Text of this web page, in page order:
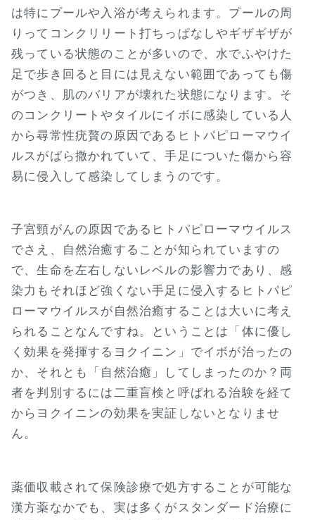
は特にプールや入浴が考えられます。プールの周
りってコンクリリート打ちっぱなしやギザギザが
残っている状態のことが多いので、水でふやけた
足で歩き回ると目には見えない範囲であっても傷
がつき、肌のバリアが壊れた状態になります。そ
のコンクリートやタイルにイボに感染している人
から尋常性疣贅の原因であるヒトパピローマウイ
ルスがばら撒かれていて、手足についた傷から容
易に侵入して感染してしまうのです。
子宮頸がんの原因であるヒトパピローマウイルス
でさえ、自然治癒することが知られていますの
で、生命を左右しないレベルの影響力であり、感
染力もそれほど強くない手足に侵入するヒトパピ
ローマウイルスが自然治癒することは大いに考え
られることなんですね。ということは「体に優し
く効果を発揮するヨクイニン」でイボが治ったの
か、それとも「自然治癒」してしまったのか？両
者を判別するには二重盲検と呼ばれる治験を経て
からヨクイニンの効果を実証しないとなりませ
ん。
薬価収載されて保険診療で処方することが可能な
漢方薬なかでも、実は多くがスタンダード治療に